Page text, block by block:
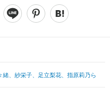
その他
映画・ドラマ
ブログ
、紗栄子、足立梨花、指原莉乃ら